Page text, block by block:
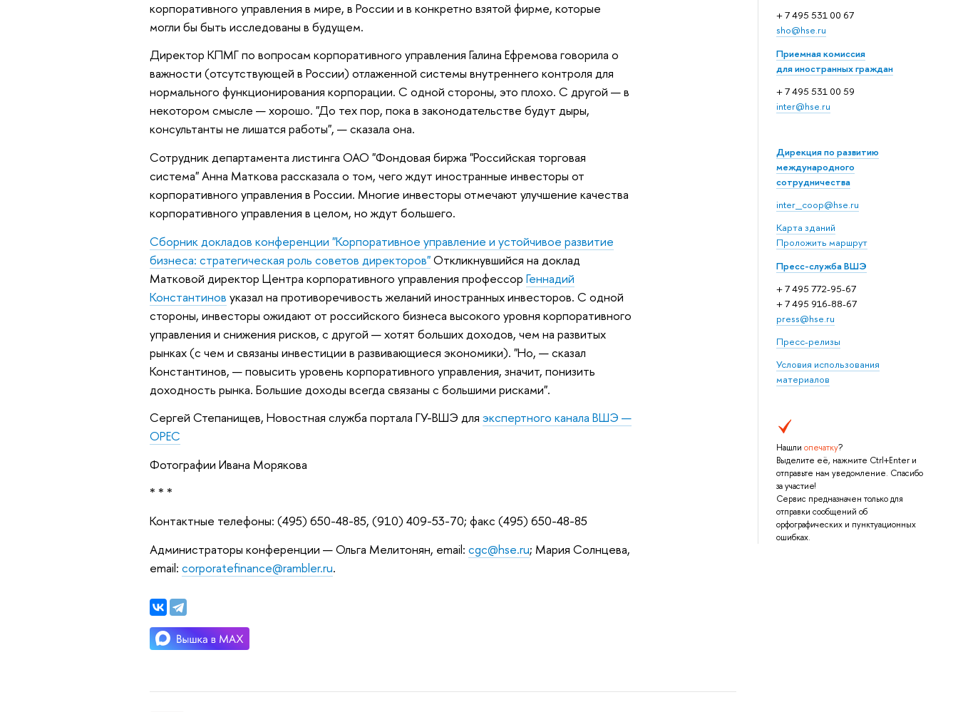
+ 7 495 531 00 67
sho@hse.ru
Приемная комиссия
для иностранных граждан
+ 7 495 531 00 59
inter@hse.ru
Дирекция по развитию
международного
сотрудничества
inter_coop@hse.ru
Карта зданий
Проложить маршрут
Пресс-служба ВШЭ
+ 7 495 772-95-67
+ 7 495 916-88-67
press@hse.ru
Пресс-релизы
Условия использования
материалов
Нашли опечатку?
Выделите её, нажмите Ctrl+Enter и
отправьте нам уведомление. Спасибо
за участие!
Сервис предназначен только для
отправки сообщений об
орфографических и пунктуационных
ошибках.
корпоративного управления в мире, в России и в конкретно взятой фирме, которые
могли бы быть исследованы в будущем.
Директор КПМГ по вопросам корпоративного управления Галина Ефремова говорила о
важности (отсутствующей в России) отлаженной системы внутреннего контроля для
нормального функционирования корпорации. С одной стороны, это плохо. С другой — в
некотором смысле — хорошо. "До тех пор, пока в законодательстве будут дыры,
консультанты не лишатся работы", — сказала она.
Сотрудник департамента листинга ОАО "Фондовая биржа "Российская торговая
система" Анна Маткова рассказала о том, чего ждут иностранные инвесторы от
корпоративного управления в России. Многие инвесторы отмечают улучшение качества
корпоративного управления в целом, но ждут большего.
Сборник докладов конференции "Корпоративное управление и устойчивое развитие
бизнеса: стратегическая роль советов директоров"Откликнувшийся на доклад
Матковой директор Центра корпоративного управления профессор Геннадий
Константинов указал на противоречивость желаний иностранных инвесторов. С одной
стороны, инвесторы ожидают от российского бизнеса высокого уровня корпоративного
управления и снижения рисков, с другой — хотят больших доходов, чем на развитых
рынках (с чем и связаны инвестиции в развивающиеся экономики). "Но, — сказал
Константинов, — повысить уровень корпоративного управления, значит, понизить
доходность рынка. Большие доходы всегда связаны с большими рисками".
Сергей Степанищев, Новостная служба портала ГУ-ВШЭ для экспертного канала ВШЭ —
OPEC
Фотографии Ивана Морякова
* * *
Контактные телефоны: (495) 650-48-85, (910) 409-53-70; факс (495) 650-48-85
Администраторы конференции — Ольга Мелитонян, email: cgc@hse.ru; Мария Солнцева,
email: corporatefinance@rambler.ru.